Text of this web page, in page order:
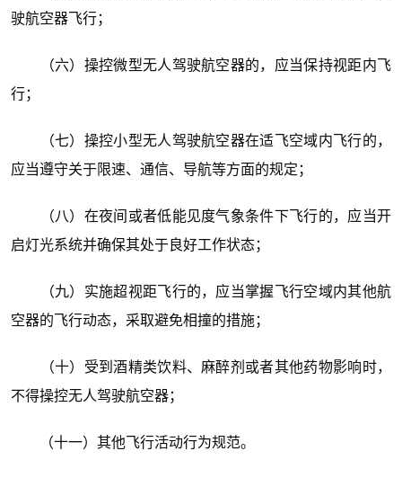
驶航空器飞行；
（六）操控微型无人驾驶航空器的，应当保持视距内飞
行；
（七）操控小型无人驾驶航空器在适飞空域内飞行的，
应当遵守关于限速、通信、导航等方面的规定；
（八）在夜间或者低能见度气象条件下飞行的，应当开
启灯光系统并确保其处于良好工作状态；
（九）实施超视距飞行的，应当掌握飞行空域内其他航
空器的飞行动态，采取避免相撞的措施；
（十）受到酒精类饮料、麻醉剂或者其他药物影响时，
不得操控无人驾驶航空器；
（十一）其他飞行活动行为规范。